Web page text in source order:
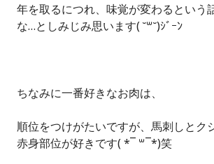
年を取るにつれ、味覚が変わるという
な…としみじみ思います( ˘꒳˘)ｼﾞｰﾝ
ちなみに一番好きなお肉は、
順位をつけがたいですが、馬刺しとク
赤身部位が好きです( *¯ ꒳¯*)笑